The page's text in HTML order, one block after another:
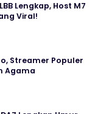
Lengkap, Host M7
Viral!
Streamer Populer
Agama